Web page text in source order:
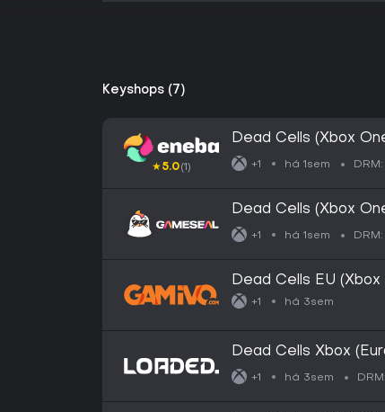
Keyshops (7)
★5.0(1)
Dead Cells (Xbox
+1 há 1sem DRM:
Dead Cells (Xbox
EU
+1 há 1sem DRM:
Dead Cells EU
+1 há 3sem
Dead Cells Xbox
+1 há 3sem DRM: